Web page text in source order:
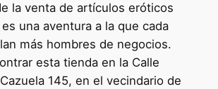
la venta de artículos eróticos
una aventura a la que cada
más hombres de negocios.
esta tienda en la Calle
145, en el vecindario de